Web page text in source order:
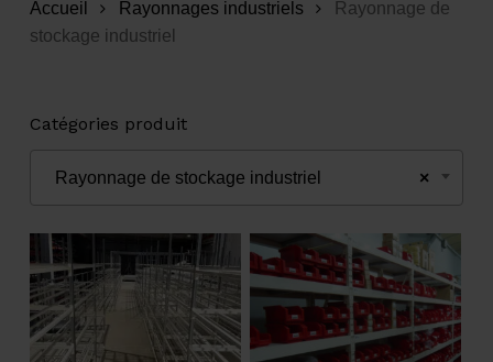
Accueil Rayonnages industriels
Rayonnage de
stockage industriel
Catégories produit
×
Rayonnage de stockage industriel